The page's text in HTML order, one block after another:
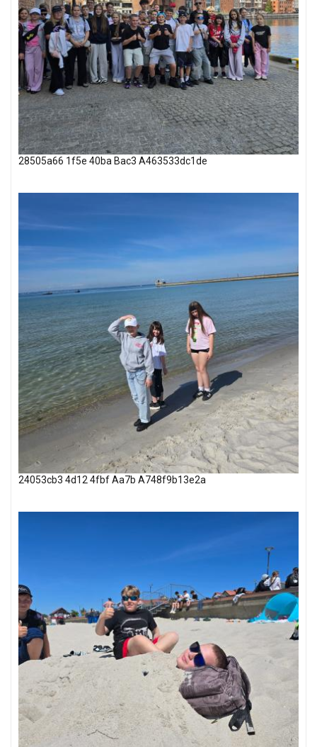
28505a66 1f5e 40ba Bac3 A463533dc1de
24053cb3 4d12 4fbf Aa7b A748f9b13e2a